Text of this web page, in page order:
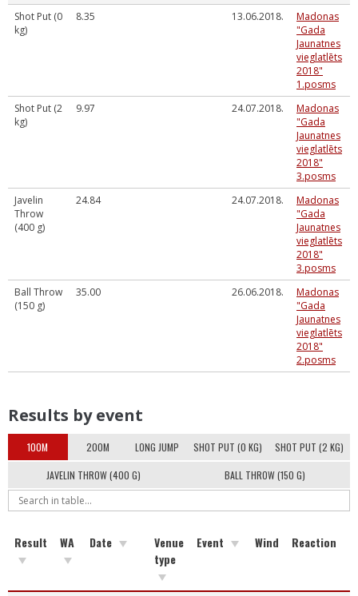
Shot Put (0
kg)
8.35 13.06.2018.
Madonas
"Gada
Jaunatnes
vieglatlēts
2018"
1.posms
Shot Put (2
kg)
9.97 24.07.2018.
Madonas
"Gada
Jaunatnes
vieglatlēts
2018"
3.posms
Javelin
Throw
(400 g)
24.84 24.07.2018.
Madonas
"Gada
Jaunatnes
vieglatlēts
2018"
3.posms
Ball Throw
(150 g)
35.00 26.06.2018.
Madonas
"Gada
Jaunatnes
vieglatlēts
2018"
2.posms
Results by event
100M 200M LONG JUMP SHOT PUT (0 KG) SHOT PUT (2 KG)
JAVELIN THROW (400 G) BALL THROW (150 G)
Result WA Date
Venue
type
Event Wind Reaction